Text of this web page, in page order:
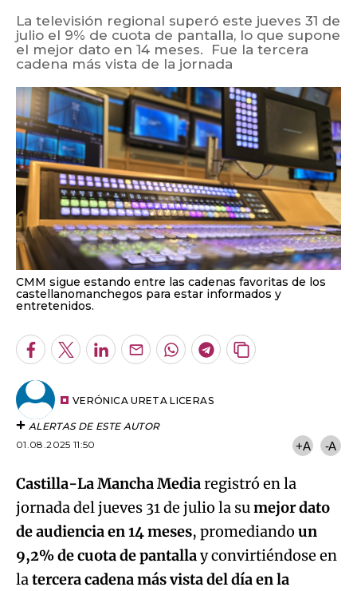
La televisión regional superó este jueves 31 de
julio el 9% de cuota de pantalla, lo que supone
el mejor dato en 14 meses. Fue la tercera
cadena más vista de la jornada
CMM sigue estando entre las cadenas favoritas de los
castellanomanchegos para estar informados y
entretenidos.
Facebook
TwitterLinkedInEnviarWhatsapp
Telegram
Copiar
VERÓNICA URETA LICERAS
ALERTAS DE ESTE AUTOR
01.08.2025 11:50
+A -A
Castilla-La Mancha Mediaregistró en la
jornada del jueves 31 de julio la sumejor dato
de audiencia en 14 meses, promediando un
9,2% de cuota de pantallay convirtiéndose en
latercera cadena más vista del día en la